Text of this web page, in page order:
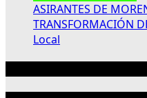
ASIRANTES DE
TRANSFORMACIÓN
Local